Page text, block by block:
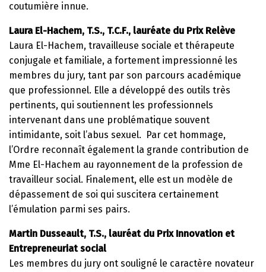
coutumière innue.
Laura El-Hachem, T.S., T.C.F., lauréate du Prix Relève
Laura El-Hachem, travailleuse sociale et thérapeute
conjugale et familiale, a fortement impressionné les
membres du jury, tant par son parcours académique
que professionnel. Elle a développé des outils très
pertinents, qui soutiennent les professionnels
intervenant dans une problématique souvent
intimidante, soit l’abus sexuel. Par cet hommage,
l’Ordre reconnaît également la grande contribution de
Mme El-Hachem au rayonnement de la profession de
travailleur social. Finalement, elle est un modèle de
dépassement de soi qui suscitera certainement
l’émulation parmi ses pairs.
Martin Dusseault, T.S., lauréat du Prix Innovation et
Entrepreneuriat social
Les membres du jury ont souligné le caractère novateur